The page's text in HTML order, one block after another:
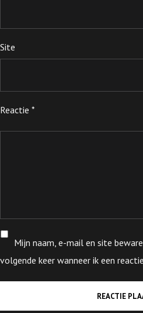
Site
Reactie *
Mijn naam, e-mail en site
volgende keer wanneer ik een